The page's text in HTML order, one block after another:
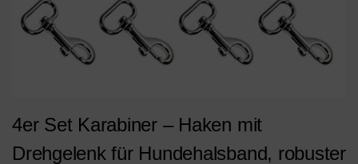
4er Set Karabiner – Haken mit
Drehgelenk für Hundehalsband, robuster